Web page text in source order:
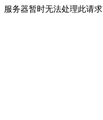
服务器暂时无法处理此请求